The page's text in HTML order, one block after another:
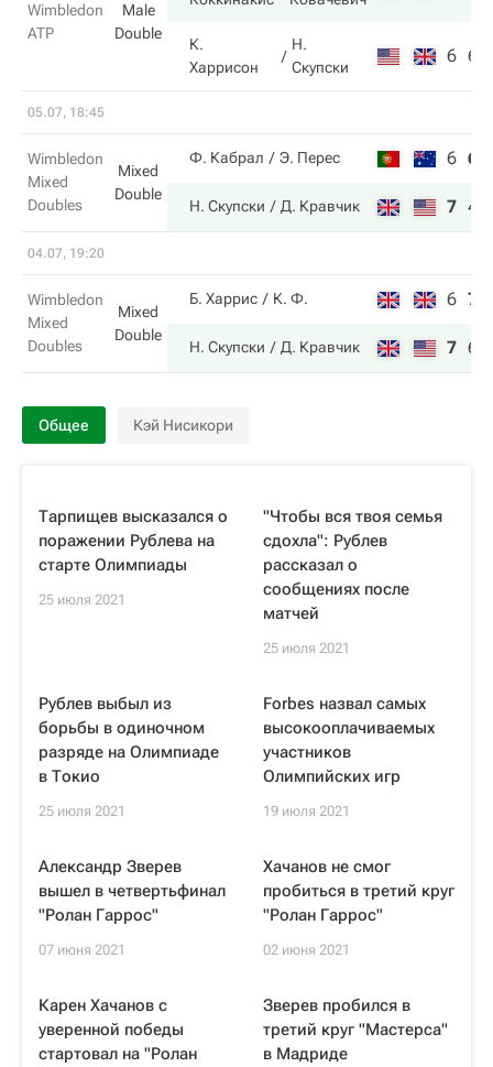
Wimbledon
ATP
Male
Double
К.
Харрисон
Н.
Скупски
6 6
05.07, 18:45
Wimbledon
Mixed
Doubles
Mixed
Double
Ф. Кабрал Э. Перес 6 6
Н. Скупски Д. Кравчик 7 4
04.07, 19:20
Wimbledon
Mixed
Doubles
Mixed
Double
Б. Харрис К. Ф. 6 7
Н. Скупски Д. Кравчик 7 6
Общее Кэй Нисикори
Тарпищев высказался о
поражении Рублева на
старте Олимпиады
25 июля 2021
"Чтобы вся твоя семья
сдохла": Рублев
рассказал о
сообщениях после
матчей
25 июля 2021
Рублев выбыл из
борьбы в одиночном
разряде на Олимпиаде
в Токио
25 июля 2021
Forbes назвал самых
высокооплачиваемых
участников
Олимпийских игр
19 июля 2021
Александр Зверев
вышел в четвертьфинал
"Ролан Гаррос"
07 июня 2021
Хачанов не смог
пробиться в третий круг
"Ролан Гаррос"
02 июня 2021
Карен Хачанов с
уверенной победы
стартовал на "Ролан
Зверев пробился в
третий круг "Мастерса"
в Мадриде